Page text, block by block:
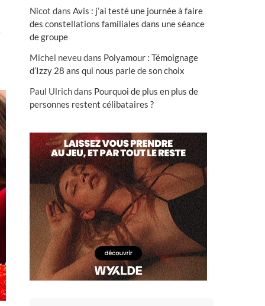
Nicot dans Avis : j’ai testé une journée à faire
des constellations familiales dans une séance
de groupe
Michel neveudans Polyamour : Témoignage
d’Izzy 28 ans qui nous parle de son choix
Paul Ulrichdans Pourquoi de plus en plus de
personnes restent célibataires ?